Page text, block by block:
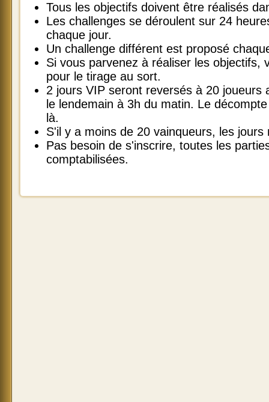
Tous les objectifs doivent être réalisés
Les challenges se déroulent sur 24
chaque jour.
Un challenge différent est proposé
Si vous parvenez à réaliser les objectifs,
pour le tirage au sort.
2 jours VIP seront reversés à 20 joueurs
le lendemain à 3h du matin. Le
là.
S'il y a moins de 20 vainqueurs, les
Pas besoin de s'inscrire, toutes les
comptabilisées.